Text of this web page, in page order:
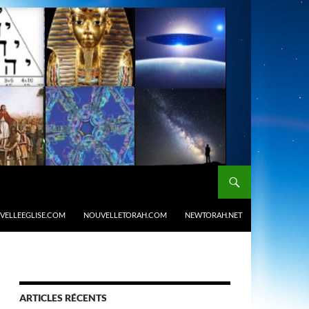
NOUVELLETORAH.COM NEWTORAH.NET
ARTICLES RÉCENTS